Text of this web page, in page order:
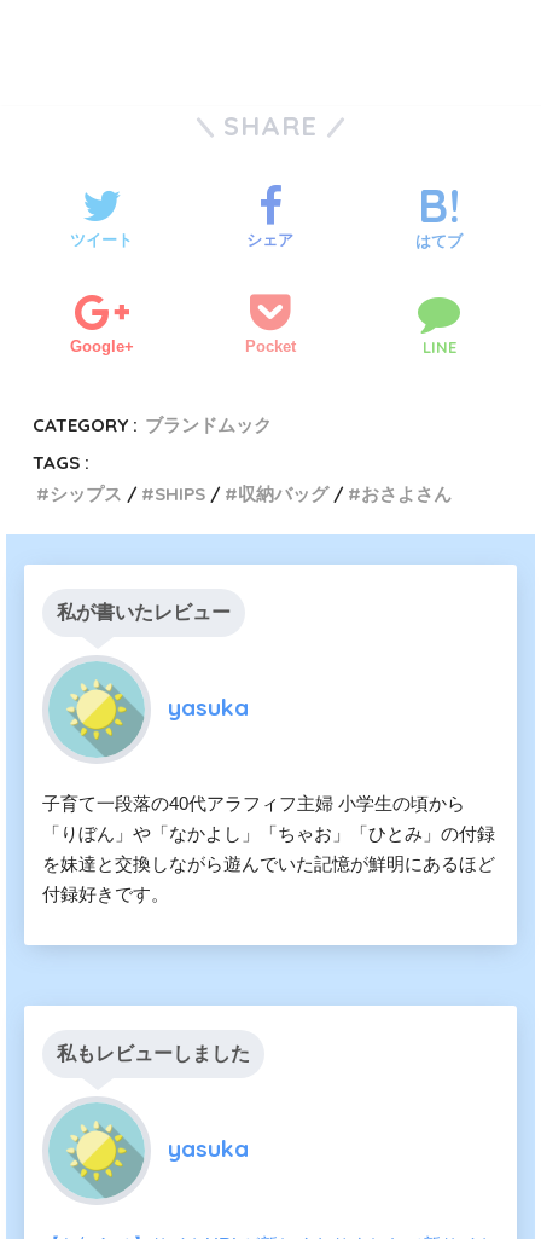
SHARE
ツイート シェア はてブ
Google+ Pocket LINE
CATEGORY : ブランドムック
TAGS :
シップス
SHIPS 収納バッグ おさよさん
私が書いたレビュー
yasuka
子育て一段落の40代アラフィフ主婦 小学生の頃から
「りぼん」や「なかよし」「ちゃお」「ひとみ」の付録
を妹達と交換しながら遊んでいた記憶が鮮明にあるほど
付録好きです。
私もレビューしました
yasuka